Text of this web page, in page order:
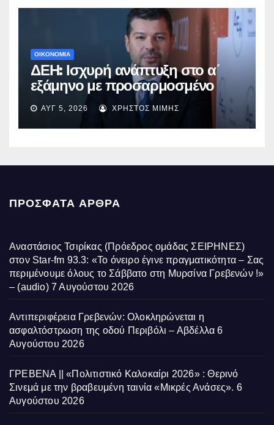
ΟΙΚΟΝΟΜΙΑ
ΔΕΗ: Ισχυρή ανάπτυξη στο α΄
εξάμηνο με προσαρμοσμένο
EBITDA στα €1,2 δισ.
ΑΥΓ 5, 2026 ΧΡΉΣΤΟΣ ΜΊΜΗΣ
ΠΡΌΣΦΑΤΑ ΆΡΘΡΑ
Αναστάσιος Τσιρίκας (Πρόεδρος ομάδας ΣΕΙΡΗΝΕΣ)
στον Star-fm 93.3: «Το όνειρο έγινε πραγματικότητα – Σας
περιμένουμε όλους το Σάββατο στη Μυρσίνα Γρεβενών !»
– (audio) 7 Αυγούστου 2026
Αντιπεριφέρεια Γρεβενών: Ολοκληρώνεται η
ασφαλτόστρωση της οδού Περιβόλι – Αβδέλλα 6
Αυγούστου 2026
ΓΡΕΒΕΝΑ || «Πολιτιστικό Καλοκαίρι 2026» : Θερινό
Σινεμά με την βραβευμένη ταινία «Μικρές Ανάσες». 6
Αυγούστου 2026